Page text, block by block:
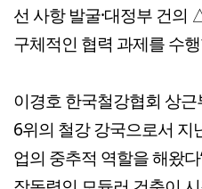
선 사항 발굴·대정부 건의
구체적인 협력 과제를 수
이경호 한국철강협회 상
6위의 철강 강국으로서 지
업의 중추적 역할을 해왔